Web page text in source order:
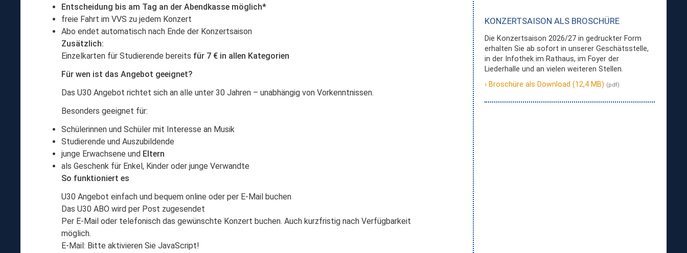
Entscheidung bis am Tag an der Abendkasse möglich*
freie Fahrt im VVS zu jedem Konzert
Abo endet automatisch nach Ende der Konzertsaison
Zusätzlich:
Einzelkarten für Studierende bereits für 7 € in allen Kategorien
Für wen ist das Angebot geeignet?
Das U30 Angebot richtet sich an alle unter 30 Jahren – unabhängig von Vorkenntnissen.
Besonders geeignet für:
Schülerinnen und Schüler mit Interesse an Musik
Studierende und Auszubildende
junge Erwachsene und Eltern
als Geschenk für Enkel, Kinder oder junge Verwandte
So funktioniert es
U30 Angebot einfach und bequem online oder per E-Mail buchen
Das U30 ABO wird per Post zugesendet
Per E-Mail oder telefonisch das gewünschte Konzert buchen. Auch kurzfristig nach Verfügbarkeit
möglich.
E-Mail: Bitte aktivieren Sie JavaScript!
KONZERTSAISON ALS BROSCHÜRE
Die Konzertsaison 2026/27 in gedruckter Form
erhalten Sie ab sofort in unserer Geschätsstelle,
in der Infothek im Rathaus, im Foyer der
Liederhalle und an vielen weiteren Stellen.
Broschüre als Download (12,4 MB) (pdf)